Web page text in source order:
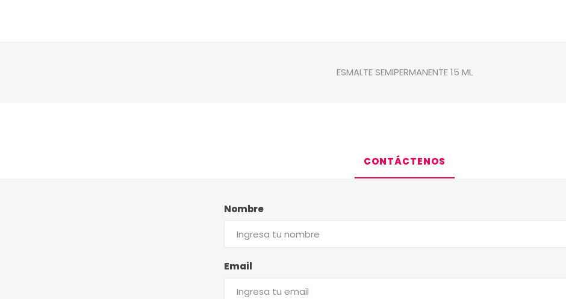
ESMALTE SEMIPERMANENTE 15 ML
CONTÁCTENOS
Nombre
Email